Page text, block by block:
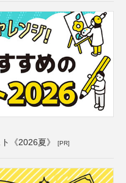
《2026夏》 [PR]